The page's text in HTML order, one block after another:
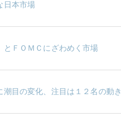
日本市場
とＦＯＭＣにざわめく市場
潮目の変化、注目は１２名の動き